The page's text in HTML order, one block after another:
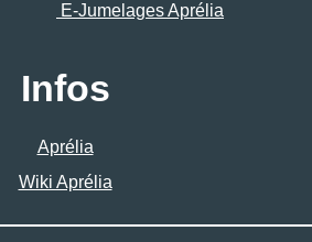
E-Jumelages Aprélia
Infos
Aprélia
Wiki Aprélia